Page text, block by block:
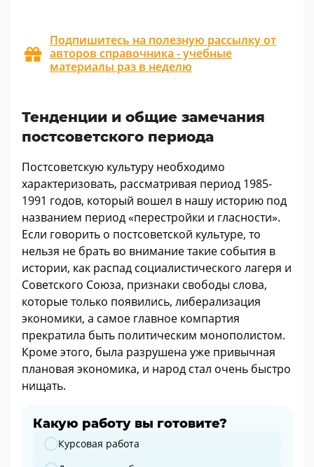
Подпишитесь на полезную рассылку от
авторов справочника - учебные
материалы раз в неделю
Тенденции и общие замечания
постсоветского периода
Постсоветскую культуру необходимо
характеризовать, рассматривая период 1985-
1991 годов, который вошел в нашу историю под
названием период «перестройки и гласности».
Если говорить о постсоветской культуре, то
нельзя не брать во внимание такие события в
истории, как распад социалистического лагеря и
Советского Союза, признаки свободы слова,
которые только появились, либерализация
экономики, а самое главное компартия
прекратила быть политическим монополистом.
Кроме этого, была разрушена уже привычная
плановая экономика, и народ стал очень быстро
нищать.
Какую работу вы готовите?
Какую работу вы готовите?
Курсовая работа